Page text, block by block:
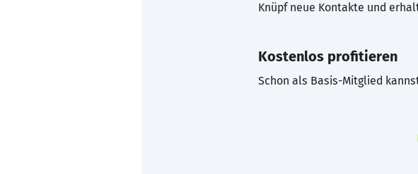
Knüpf neue Kontakte und
Kostenlos profitieren
Schon als Basis-Mitglied